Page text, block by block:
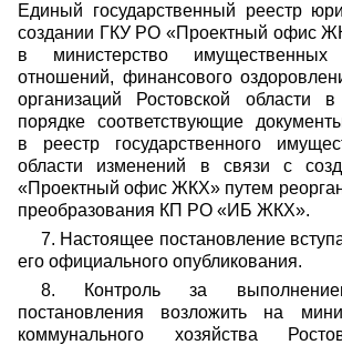
Единый государственный реестр
создании ГКУ РО «Проектный офис
в министерство
отношений, финансового
организаций Ростовской области
порядке соответствующие
в реестр государственного
области изменений в связи с
«Проектный офис ЖКХ» путем
преобразования КП РО «ИБ ЖКХ».
7. Настоящее постановление
его официального опубликования.
8. Контроль за
постановления возложить на
коммунального хозяйства